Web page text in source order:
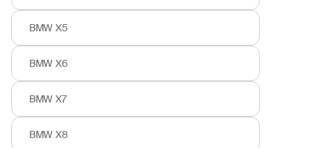
BMW X5
BMW X6
BMW X7
BMW X8